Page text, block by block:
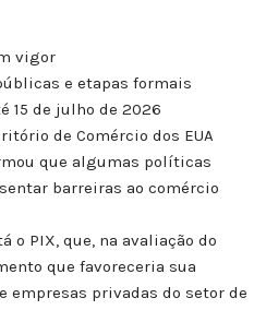
vigor
e etapas formais
15 de julho de 2026
de Comércio dos EUA
que algumas políticas
barreiras ao comércio
o PIX, que, na avaliação do
que favoreceria sua
empresas privadas do setor de